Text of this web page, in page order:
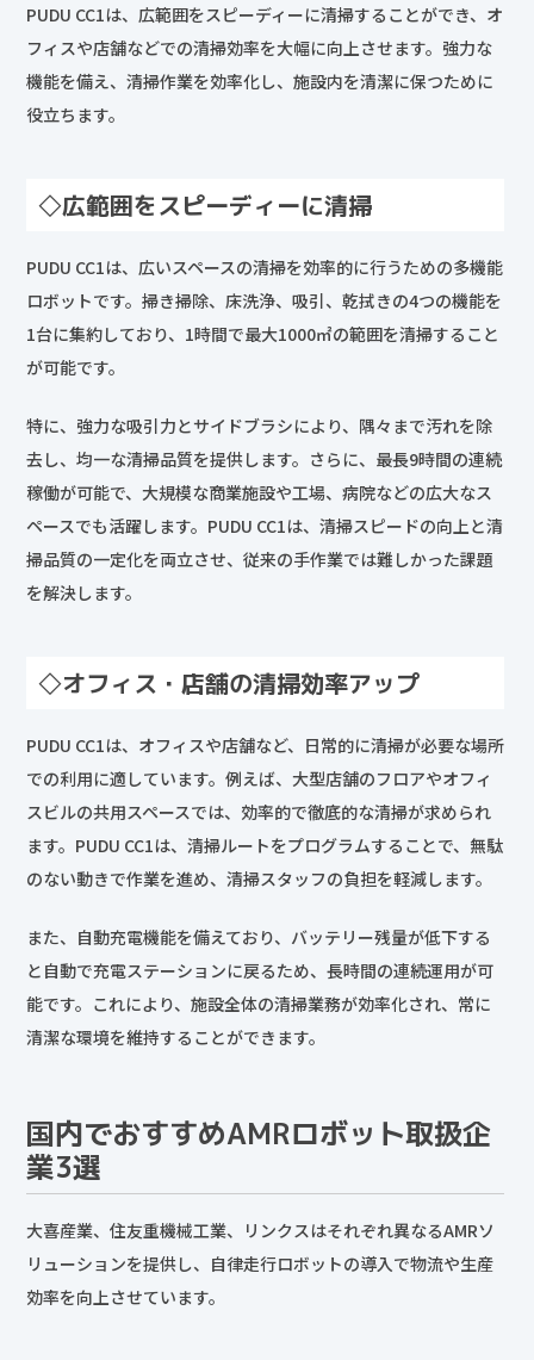
PUDU CC1は、広範囲をスピーディーに清掃することができ、オ
フィスや店舗などでの清掃効率を大幅に向上させます。強力な
機能を備え、清掃作業を効率化し、施設内を清潔に保つために
役立ちます。
◇広範囲をスピーディーに清掃
PUDU CC1は、広いスペースの清掃を効率的に行うための多機能
ロボットです。掃き掃除、床洗浄、吸引、乾拭きの4つの機能を
1台に集約しており、1時間で最大1000㎡の範囲を清掃すること
が可能です。
特に、強力な吸引力とサイドブラシにより、隅々まで汚れを除
去し、均一な清掃品質を提供します。さらに、最長9時間の連続
稼働が可能で、大規模な商業施設や工場、病院などの広大なス
ペースでも活躍します。PUDU CC1は、清掃スピードの向上と清
掃品質の一定化を両立させ、従来の手作業では難しかった課題
を解決します。
◇オフィス・店舗の清掃効率アップ
PUDU CC1は、オフィスや店舗など、日常的に清掃が必要な場所
での利用に適しています。例えば、大型店舗のフロアやオフィ
スビルの共用スペースでは、効率的で徹底的な清掃が求められ
ます。PUDU CC1は、清掃ルートをプログラムすることで、無駄
のない動きで作業を進め、清掃スタッフの負担を軽減します。
また、自動充電機能を備えており、バッテリー残量が低下する
と自動で充電ステーションに戻るため、長時間の連続運用が可
能です。これにより、施設全体の清掃業務が効率化され、常に
清潔な環境を維持することができます。
国内でおすすめAMRロボット取扱企
業3選
大喜産業、住友重機械工業、リンクスはそれぞれ異なるAMRソ
リューションを提供し、自律走行ロボットの導入で物流や生産
効率を向上させています。